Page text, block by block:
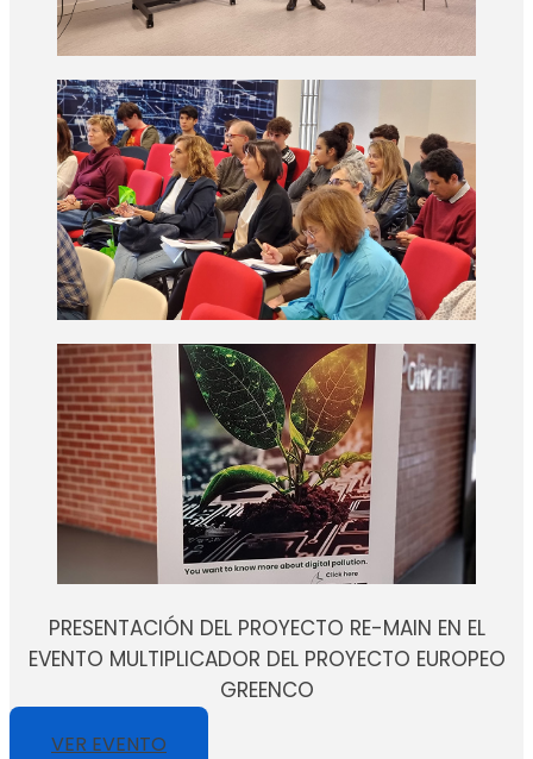
PRESENTACIÓN DEL PROYECTO RE-MAIN EN EL
EVENTO MULTIPLICADOR DEL PROYECTO EUROPEO
GREENCO
VER EVENTO